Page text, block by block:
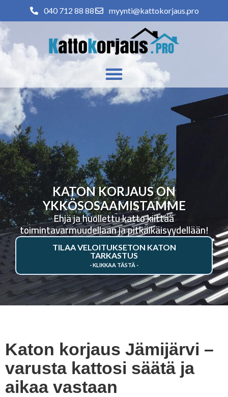
040 712 88 88 myynti@kattokorjaus.pro
KATON KORJAUS ON
YKKÖSOSAAMISTAMME
Ehjä ja huollettu katto kiittää
toimintavarmuudellaan ja pitkäikäisyydellään!
TILAA VELOITUKSETON KATON
TARKASTUS
Katon korjaus Jämijärvi –
varusta kattosi säätä ja
aikaa vastaan